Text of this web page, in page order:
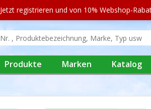
Jetzt registrieren und von 10% Webshop-
Produkte Marken Katalog